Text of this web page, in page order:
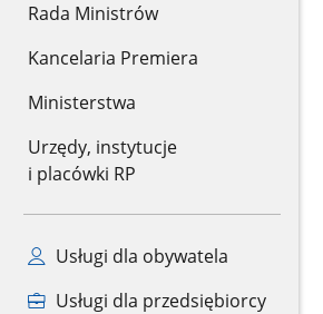
Rada Ministrów
Kancelaria Premiera
Ministerstwa
Urzędy, instytucje
i placówki RP
Usługi dla obywatela
Usługi dla przedsiębiorcy